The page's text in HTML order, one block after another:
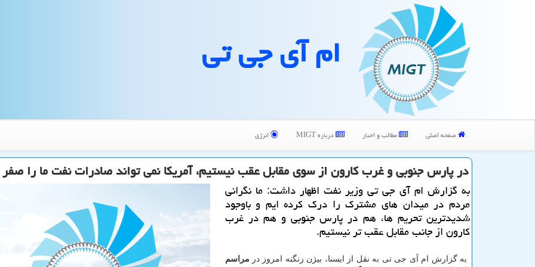
ام آی جی تی
صفحه اصلی مطالب و اخبار درباره MIGT انرژی
در پارس جنوبی و غرب كارون از سوی مقابل عقب نیستیم، آمریكا نمی تواند صادرات نفت ما را
به گزارش ام آی جی تی وزیر نفت اظهار داشت: ما نگرانی
مردم در میدان های مشترك را درك كرده ایم و باوجود
شدیدترین تحریم ها، هم در پارس جنوبی و هم در غرب
كارون از جانب مقابل عقب تر نیستیم.
به گزارش ام آی جی تی به نقل از ایسنا، بیژن زنگنه امروز در مراسم